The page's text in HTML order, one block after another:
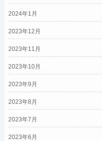
2024年1月
2023年12月
2023年11月
2023年10月
2023年9月
2023年8月
2023年7月
2023年6月